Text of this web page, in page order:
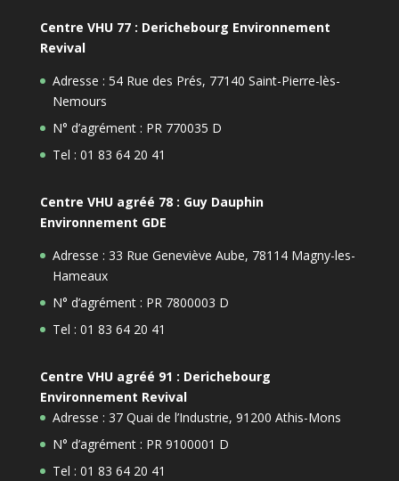
Centre VHU 77 : Derichebourg Environnement
Revival
Adresse : 54 Rue des Prés, 77140 Saint-Pierre-lès-
Nemours
N° d’agrément : PR 770035 D
Tel : 01 83 64 20 41
Centre VHU agréé 78 : Guy Dauphin
Environnement GDE
Adresse : 33 Rue Geneviève Aube, 78114 Magny-les-
Hameaux
N° d’agrément : PR 7800003 D
Tel : 01 83 64 20 41
Centre VHU agréé 91 : Derichebourg
Environnement Revival
Adresse : 37 Quai de l’Industrie, 91200 Athis-Mons
N° d’agrément : PR 9100001 D
Tel : 01 83 64 20 41